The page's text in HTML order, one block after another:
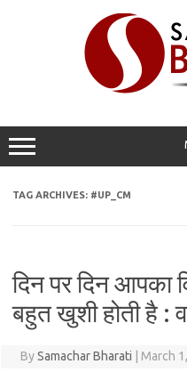
TAG ARCHIVES: #UP_CM
दिन पर दिन आपका
बहुत खुशी होती है :
BySamachar Bharati March